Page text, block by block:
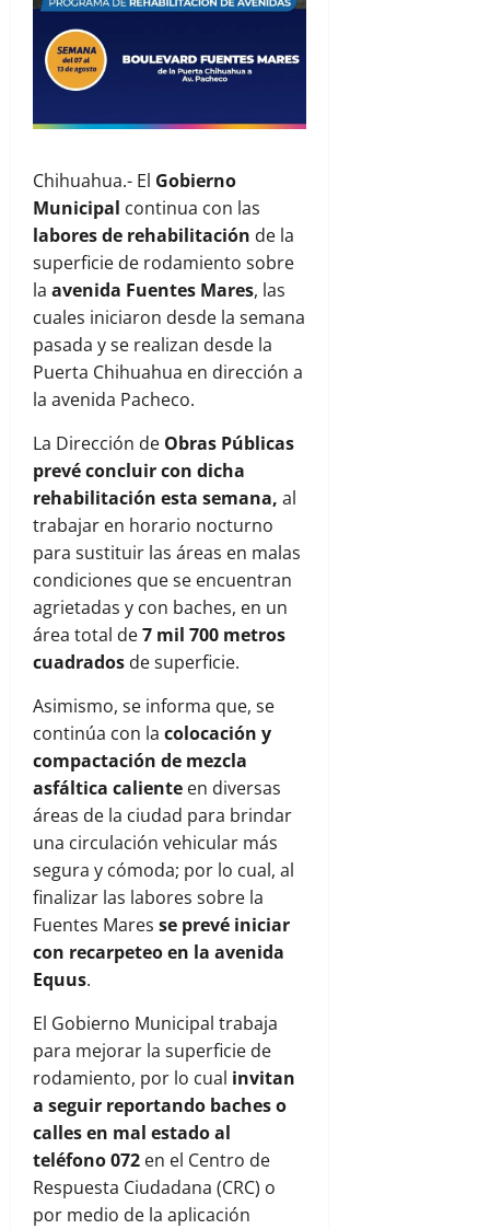
Chihuahua.- El Gobierno
Municipal continua con las
labores de rehabilitación de la
superficie de rodamiento sobre
la avenida Fuentes Mares, las
cuales iniciaron desde la semana
pasada y se realizan desde la
Puerta Chihuahua en dirección a
la avenida Pacheco.
La Dirección de Obras Públicas
prevé concluir con dicha
rehabilitación esta semana, al
trabajar en horario nocturno
para sustituir las áreas en malas
condiciones que se encuentran
agrietadas y con baches, en un
área total de7 mil 700 metros
cuadrados de superficie.
Asimismo, se informa que, se
continúa con la colocación y
compactación de mezcla
asfáltica caliente en diversas
áreas de la ciudad para brindar
una circulación vehicular más
segura y cómoda; por lo cual, al
finalizar las labores sobre la
Fuentes Mares se prevé iniciar
con recarpeteo en la avenida
Equus.
El Gobierno Municipal trabaja
para mejorar la superficie de
rodamiento, por lo cual invitan
a seguir reportando baches o
calles en mal estado al
teléfono 072 en el Centro de
Respuesta Ciudadana (CRC) o
por medio de la aplicación